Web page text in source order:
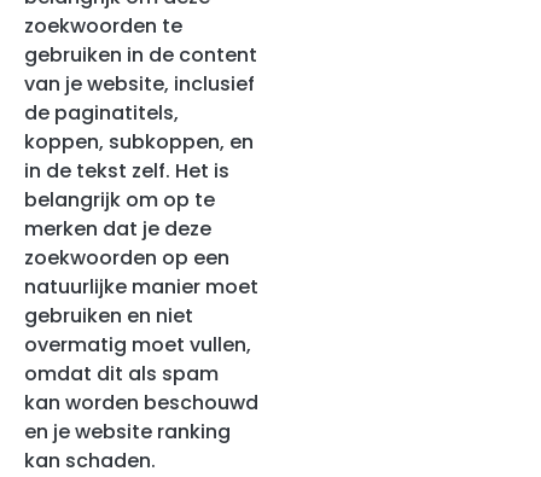
zoekwoorden te
gebruiken in de content
van je website, inclusief
de paginatitels,
koppen, subkoppen, en
in de tekst zelf. Het is
belangrijk om op te
merken dat je deze
zoekwoorden op een
natuurlijke manier moet
gebruiken en niet
overmatig moet vullen,
omdat dit als spam
kan worden beschouwd
en je website ranking
kan schaden.